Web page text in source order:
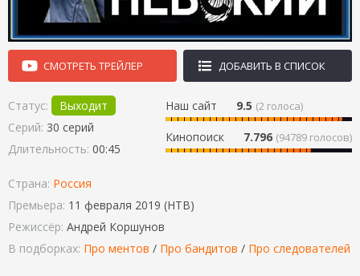
СМОТРЕТЬ ТРЕЙЛЕР ДОБАВИТЬ В СПИСОК
Наш сайт 9.5 (2 голоса)
Кинопоиск 7.796 (94789 голосов)
Статус:
Выходит
Серий: 30 серий
Длительность: 00:45
Страна: Россия
Премьера: 11 февраля 2019 (НТВ)
Режиссёр: Андрей Коршунов
В подборках: Про ментов / Про бандитов / Про следователей